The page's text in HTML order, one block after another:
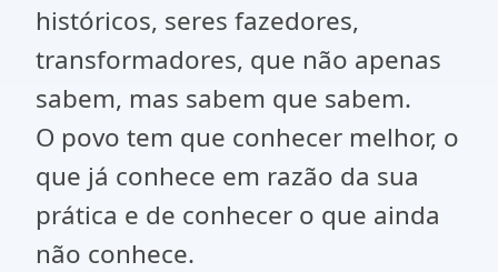
históricos, seres fazedores,
transformadores, que não apenas
sabem, mas sabem que sabem.
O povo tem que conhecer melhor, o
que já conhece em razão da sua
prática e de conhecer o que ainda
não conhece.